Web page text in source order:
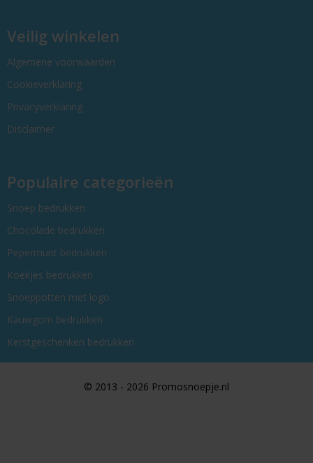
Veilig winkelen
Algemene voorwaarden
Cookieverklaring
Privacyverklaring
Disclaimer
Populaire categorieën
Snoep bedrukken
Chocolade bedrukken
Pepermunt bedrukken
Koekjes bedrukken
Snoeppotten met logo
Kauwgom bedrukken
Kerstgeschenken bedrukken
© 2013 - 2026 Promosnoepje.nl